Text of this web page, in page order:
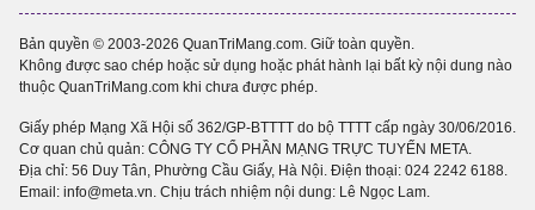
Bản quyền © 2003-2026 QuanTriMang.com. Giữ toàn quyền.
Không được sao chép hoặc sử dụng hoặc phát hành lại bất kỳ nội dung nào
thuộc QuanTriMang.com khi chưa được phép.
Giấy phép Mạng Xã Hội số 362/GP-BTTTT do bộ TTTT cấp ngày 30/06/2016.
Cơ quan chủ quản: CÔNG TY CỔ PHẦN MẠNG TRỰC TUYẾN META.
Địa chỉ: 56 Duy Tân, Phường Cầu Giấy, Hà Nội. Điện thoại: 024 2242 6188.
Email: info@meta.vn. Chịu trách nhiệm nội dung: Lê Ngọc Lam.